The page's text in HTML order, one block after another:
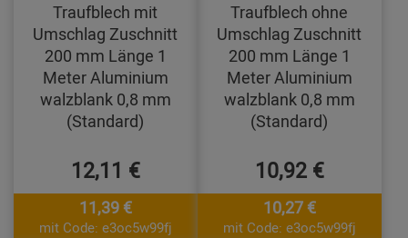
Traufblech mit
Umschlag Zuschnitt
200 mm Länge 1
Meter Aluminium
walzblank 0,8 mm
(Standard)
12,11 €
11,39 €
mit Code: e3oc5w99fj
Traufblech ohne
Umschlag Zuschnitt
200 mm Länge 1
Meter Aluminium
walzblank 0,8 mm
(Standard)
10,92 €
10,27 €
mit Code: e3oc5w99fj